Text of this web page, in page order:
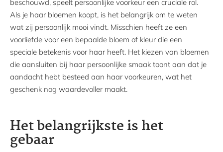
beschouwd, speelt persoonlijke voorkeur een cruciale rol.
Als je haar bloemen koopt, is het belangrijk om te weten
wat zij persoonlijk mooi vindt. Misschien heeft ze een
voorliefde voor een bepaalde bloem of kleur die een
speciale betekenis voor haar heeft. Het kiezen van bloemen
die aansluiten bij haar persoonlijke smaak toont aan dat je
aandacht hebt besteed aan haar voorkeuren, wat het
geschenk nog waardevoller maakt.
Het belangrijkste is het
gebaar